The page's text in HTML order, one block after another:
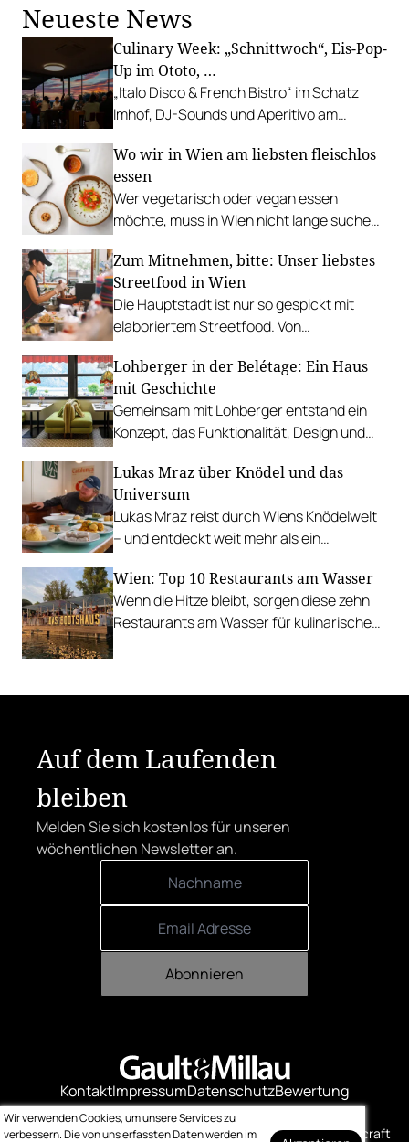
Neueste News
Culinary Week: „Schnittwoch“, Eis-Pop-
Up im Ototo, …
„Italo Disco & French Bistro“ im Schatz
Imhof, DJ-Sounds und Aperitivo am
Palme, „Fridays for Furmint“ u. v. m.
Wo wir in Wien am liebsten fleischlos
essen
Wer vegetarisch oder vegan essen
möchte, muss in Wien nicht lange suchen.
besonders.
Zum Mitnehmen, bitte: Unser liebstes
Streetfood in Wien
Die Hauptstadt ist nur so gespickt mit
elaboriertem Streetfood. Von
Tacos bis hin zu syrischer Marktküche.
Lohberger in der Belétage: Ein Haus
mit Geschichte
Gemeinsam mit Lohberger entstand ein
Konzept, das Funktionalität, Design und
Lukas Mraz über Knödel und das
Universum
Lukas Mraz reist durch Wiens Knödelwelt
– und entdeckt weit mehr als ein
Wien: Top 10 Restaurants am Wasser
Wenn die Hitze bleibt, sorgen diese zehn
Restaurants am Wasser für kulinarische
Auf dem Laufenden
bleiben
Melden Sie sich kostenlos für unseren
wöchentlichen Newsletter an.
Abonnieren
KontaktImpressumDatenschutzBewertung
Logo-Downloads
© Gault & Millau Made with ❤️ by bitcraft
Wir verwenden Cookies, um unsere Services zu
verbessern. Die von uns erfassten Daten werden im